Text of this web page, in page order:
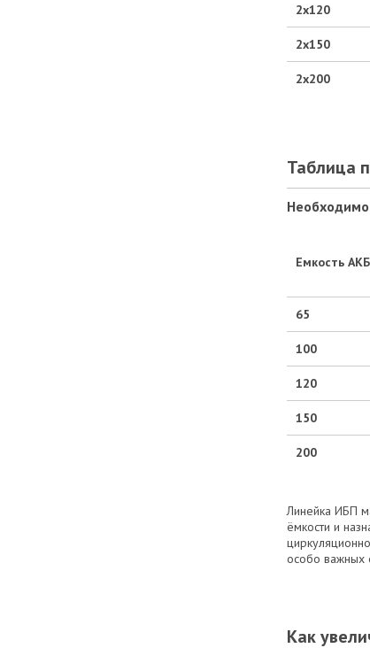
2х120
2х150
2х200
Таблица
Емкость
65
100
120
150
200
Линейка ИБП
ёмкости и
особо важных
Как